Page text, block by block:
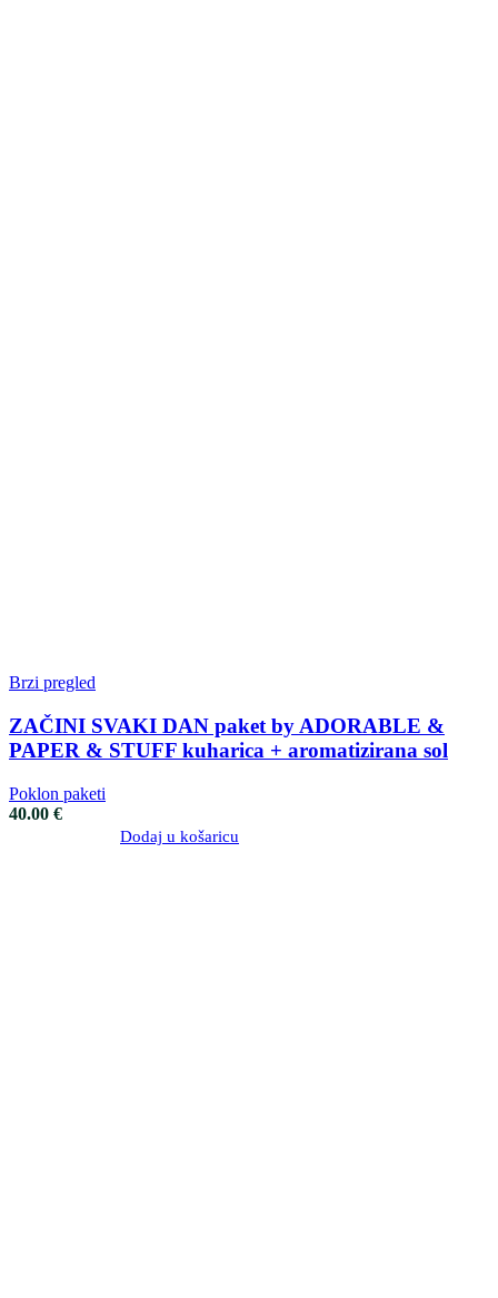
Brzi pregled
ZAČINI SVAKI DAN paket by ADORABLE &
PAPER & STUFF kuharica + aromatizirana sol
Poklon paketi
40.00 €
Dodaj u košaricu